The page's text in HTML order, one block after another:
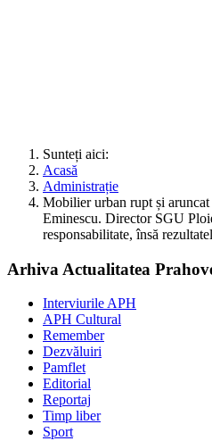
Sunteți aici:
Acasă
Administrație
Mobilier urban rupt și
Eminescu. Director SGU
responsabilitate, însă
Arhiva Actualitatea
Interviurile APH
APH Cultural
Remember
Dezvăluiri
Pamflet
Editorial
Reportaj
Timp liber
Sport